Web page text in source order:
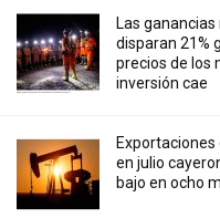
Las
disparan 21%
precios de los
inversión cae
Exportaciones
en julio
bajo en ocho